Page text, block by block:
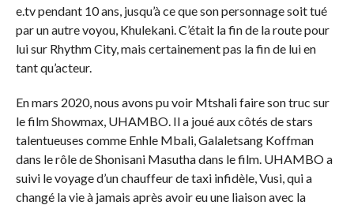
e.tv pendant 10 ans, jusqu’à ce que son personnage soit tué
par un autre voyou, Khulekani. C’était la fin de la route pour
lui sur Rhythm City, mais certainement pas la fin de lui en
tant qu’acteur.
En mars 2020, nous avons pu voir Mtshali faire son truc sur
le film Showmax, UHAMBO. Il a joué aux côtés de stars
talentueuses comme Enhle Mbali, Galaletsang Koffman
dans le rôle de Shonisani Masutha dans le film. UHAMBO a
suivi le voyage d’un chauffeur de taxi infidèle, Vusi, qui a
changé la vie à jamais après avoir eu une liaison avec la